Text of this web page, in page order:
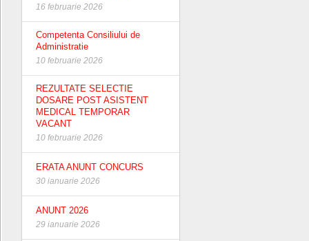
16 februarie 2026
Competenta Consiliului de
Administratie
10 februarie 2026
REZULTATE SELECTIE
DOSARE POST ASISTENT
MEDICAL TEMPORAR
VACANT
10 februarie 2026
ERATA ANUNT CONCURS
30 ianuarie 2026
ANUNT 2026
29 ianuarie 2026